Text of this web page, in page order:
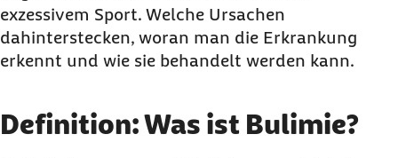
Therapie: Wie lässt sich Bulimie behandeln?
Vorsorge: Was beugt Bulimie vor?
Fazit: Bulimie auf einen Blick
exzessivem Sport. Welche Ursachen
dahinterstecken, woran man die Erkrankung
erkennt und wie sie behandelt werden kann.
Definition: Was ist Bulimie?